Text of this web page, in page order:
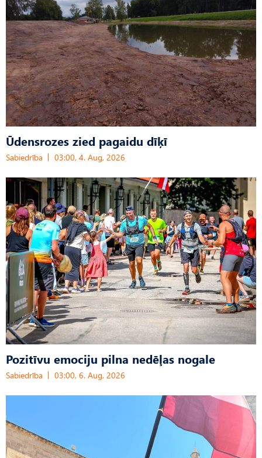
Ūdensrozes zied pagaidu dīķī
Sabiedrība 03:00, 4. Aug, 2026
Pozitīvu emociju pilna nedēļas nogale
Sabiedrība 03:00, 6. Aug, 2026